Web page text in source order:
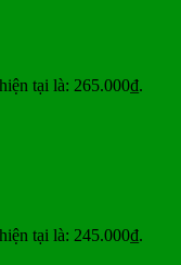
tại là: 265.000₫.
tại là: 245.000₫.